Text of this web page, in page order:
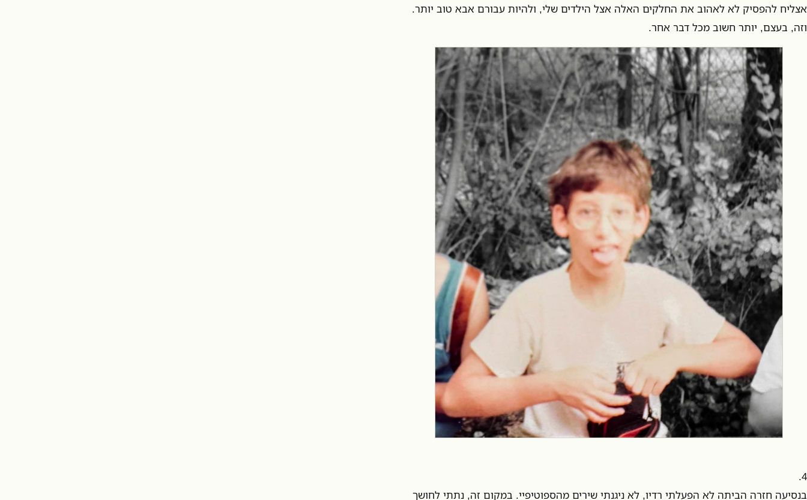
אצליח להפסיק לא לאהוב את החלקים האלה אצל הילדים שלי, ולהיות עבורם אבא טוב יותר.
וזה, בעצם, יותר חשוב מכל דבר אחר.
4.
בנסיעה חזרה הביתה לא הפעלתי רדיו, לא ניגנתי שירים מהספוטיפיי. במקום זה, נתתי לחושך